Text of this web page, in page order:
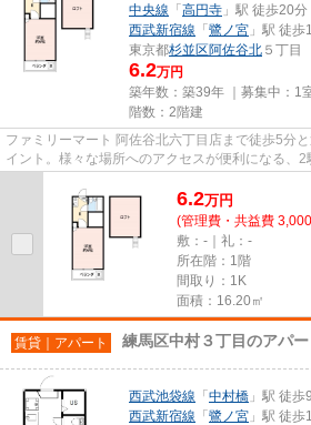
中央線 「 高円寺 」駅 徒歩20分
西武新宿線 「 鷺ノ宮 」駅 徒歩
東京都杉並区阿佐谷北 ５丁目
6.2万円
築年数：築39年 ｜募集中： 1
階数：2階建
ファミリーマート 阿佐谷北六丁目店まで徒歩5分
イント。様々な場所へのアクセスが便利になる、
6.2万円
(管理費・共益費
敷：-｜礼：-
所在階：1階
間取り：1K
面積：16.20㎡
賃貸｜アパート 練馬区中村３丁目のアパー
西武池袋線 「 中村橋 」駅 徒歩
西武新宿線 「 鷺ノ宮 」駅 徒歩